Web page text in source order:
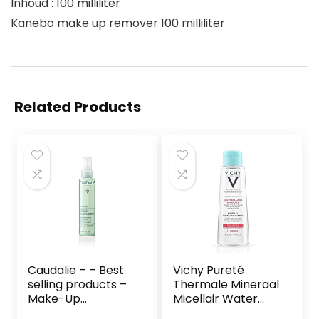
Inhoud : 100 milliliter
Kanebo make up remover 100 milliliter
Related Products
Caudalie – – Best
selling products –
Make-Up
Vichy Pureté
Thermale Mineraal
Micellair Water